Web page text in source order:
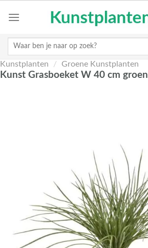
Zoeken
Kunstplanten / Groene Kunstplanten
Kunst Grasboeket W 40 cm groen